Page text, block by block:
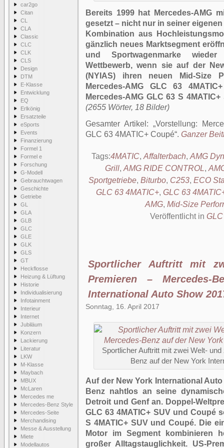
car2go
Citan
CL
CLA
Classic
CLC
CLK
CLS
Design
DTM
E-Klasse
Entwicklung
EQ
Erlkönig
Ersatzteile
eSports
Events
Finanzierung
Formel 1
Formel e
Forschung
G-Modell
Gebrauchtwagen
Geschichte
Getriebe
GL
GLA
GLB
GLC
GLE
GLK
GLS
GT
Heckflosse
Heizung & Lüftung
Historie
Individualisierung
Infotainment
Interieur
Internet
Jubiläum
Konzern
Lackierung
Literatur
LKW
M-Klasse
Maybach
MBUX
McLaren
Mercedes me
Mercedes-Benz Style
Mercedes-Seite
Merchandising
Messe & Ausstellung
Miete
Modellautos
Bereits 1999 hat Mercedes-AMG
gesetzt – nicht nur in seiner
Kombination aus
gänzlich neues Marktsegment
und Sportwagenmarke
Wettbewerb, wenn sie auf der
(NYIAS) ihren neuen Mid-Size
Mercedes-AMG GLC 63
Mercedes-AMG GLC 63 S
(2655 Wörter, 18 Bilder)
Gesamter Artikel:
Vorstellung:
GLC 63 4MATIC+ Coupé . Ganzer
Tags:4MATIC, Affalterbach, AMG
Grill, AMG RIDE CONTROL,
Sportgetriebe, Biturbo, C253, ECO
GLC 63 4MATIC+, GLC 63
AMG, Mid-Size
Veröffentlicht in GLC
Sportlicher Auftritt mit
Premieren – Mercedes-
International Auto Show
Sonntag, 16. April 2017
Sportlicher Auftritt mit zwei Welt-
Benz auf der New York
Auf der New York International
Benz nahtlos an seine
Detroit und Genf an. Doppel-
GLC 63 4MATIC+ SUV und Coupé
S 4MATIC+ SUV und Coupé. Die
Motor im Segment kombinieren
großer Alltagstauglichkeit. US-